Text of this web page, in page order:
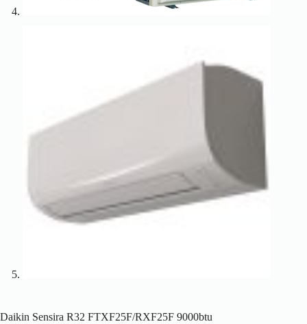
Daikin Sensira R32 FTXF25F/RXF25F 9000btu